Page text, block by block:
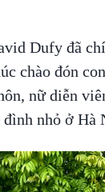
Dufy đã
chào đón
nữ diễn
đình nhỏ ở Hà